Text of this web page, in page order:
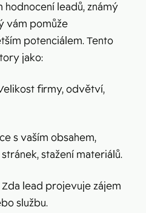
leadů, známý
vám pomůže
potenciálem. Tento
jako:
firmy, odvětví,
s vaším obsahem,
stažení materiálů.
Zda lead projevuje zájem
službu.